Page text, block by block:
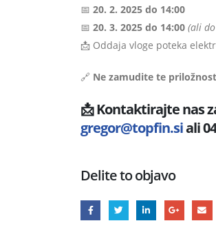
📅 20. 2. 2025 do 14:00
📅 20. 3. 2025 do 14:00 (ali
📩 Oddaja vloge poteka
🔗 Ne zamudite te
📩Kontaktirajte nas
gregor@topfin.siali
Delite to objavo